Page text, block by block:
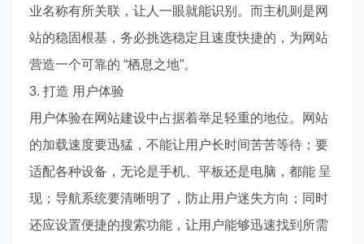
业名称有所关联，让人一眼就能识别。而主机则是网
站的稳固根基，务必挑选稳定且速度快捷的，为网站
营造一个可靠的 “栖息之地”。
3. 打造 用户体验
用户体验在网站建设中占据着举足轻重的地位。网站
的加载速度要迅猛，不能让用户长时间苦苦等待；要
适配各种设备，无论是手机、平板还是电脑，都能 呈
现；导航系统要清晰明了，防止用户迷失方向；同时
还应设置便捷的搜索功能，让用户能够迅速找到所需